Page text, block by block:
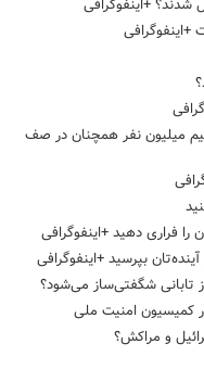
شدند؟ +اینفوگرافی
نیم میلیون نفر همچنان در صف
فراری دهید +اینفوگرافی
کمیسیون امنیت ملی
و مراکش؟